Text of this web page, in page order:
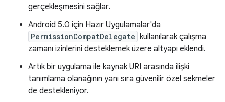
gerçekleşmesini sağlar.
Android 5.0 için Hazır Uygulamalar'da
PermissionCompatDelegate kullanılarak çalışma
zamanı izinlerini desteklemek üzere altyapı eklendi.
Artık bir uygulama ile kaynak URI arasında ilişki
tanımlama olanağının yanı sıra güvenilir özel sekmeler
de destekleniyor.